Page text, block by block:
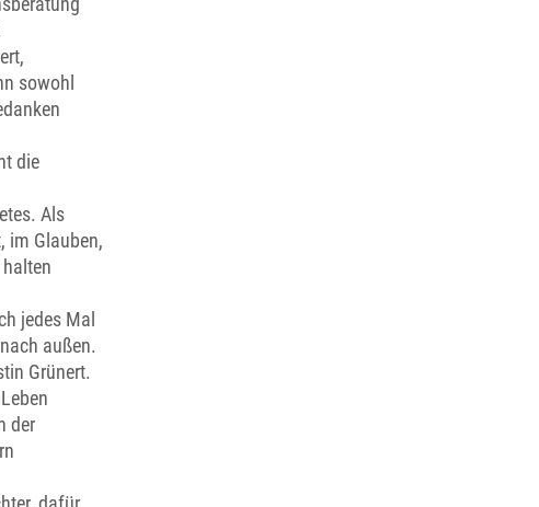
sowohl
die
Als
im Glauben,
jedes Mal
außen.
Grünert.
der